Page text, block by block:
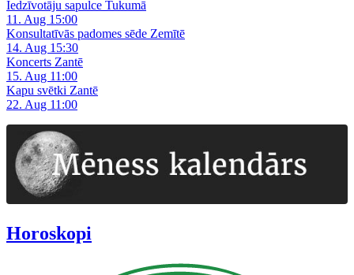
Iedzīvotāju sapulce Tukumā
11. Aug 15:00
Konsultatīvās padomes sēde Zemītē
14. Aug 15:30
Koncerts Zantē
15. Aug 11:00
Kapu svētki Zantē
22. Aug 11:00
Horoskopi